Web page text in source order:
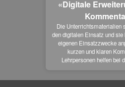
«Digitale
Die Unterrichtsmaterialien
den digitalen Einsatz und
eigenen Einsatzzwecke
kurzen und klaren
Lehrpersonen helfen bei